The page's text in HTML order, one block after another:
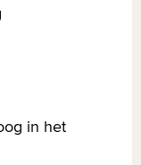
in het